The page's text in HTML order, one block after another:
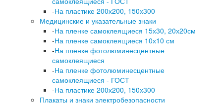
-На пластике 200х200, 150х300
Медицинские и указательные знаки
-На пленке самоклеящиеся 15х30, 20х20см
-На пленке самоклеящиеся 10х10 см
-На пленке фотолюминесцентные
самоклеящиеся
-На пленке фотолюминесцентные
самоклеящиеся - ГОСТ
-На пластике 200х200, 150х300
Плакаты и знаки электробезопасности